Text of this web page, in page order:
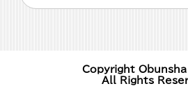
Copyright Obunsha
All Rights